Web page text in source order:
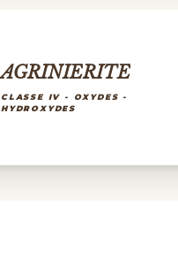
AGRINIERITE
CLASSE IV - OXYDES -
HYDROXYDES